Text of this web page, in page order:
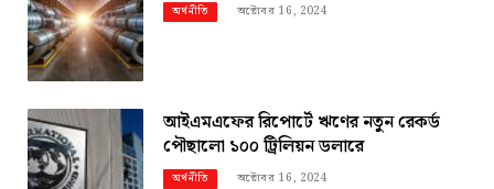
অর্থনীতি অক্টোবর 16, 2024
আইএমএফের রিপোর্টে ঋণের নতুন রেকর্ড
পৌছালো ১০০ ট্রিলিয়ন ডলারে
অর্থনীতি অক্টোবর 16, 2024